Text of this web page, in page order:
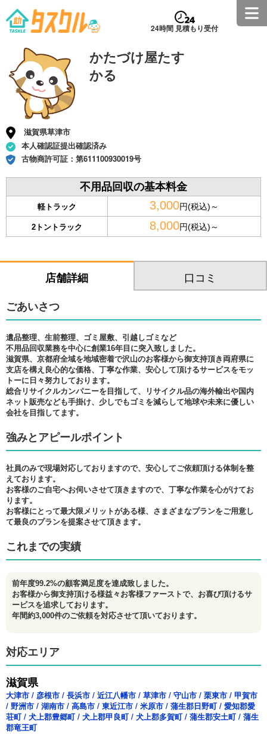
24時間 見積もり受付
かたづけ屋たす
かる
滋賀県草津市
本人確認証提出確認済み
古物商許可証： 第611100930019号
不用品回収の基本料金
軽トラック 3,000円(税込)～
2トントラック 8,000円(税込)～
店舗詳細
口コミ
ごあいさつ
遺品整理、生前整理、ゴミ屋敷、引越しゴミなど
不用品回収業務を中心に創業16年目に突入致しました。
滋賀県、京都府全域を地域密着で沢山のお客様から御支持頂き両府県に
支店を構え良心的な価格、丁寧な作業、安心して頂けるサービスをモッ
トーに日々努力しております。
総合リサイクルカンパニーを目指して、リサイクル品の海外輸出や国内
ネット販売なども手掛け、少しでもゴミを減らして地球や未来に優しい
会社を目指してます。
強みとアピールポイント
社員のみで現場対応しておりますので、安心してご依頼頂ける体制を整
えております。
お客様のご自宅へお伺いさせて頂きますので、丁寧な作業を心がけてお
ります。
お客様にとって最大限メリットがある様、さまざまなプランをご用意し
て最良のプランを提案させて頂きます。
これまでの実績
前年度99.2%の顧客満足度を達成致しました。
お客様から御支持頂ける様益々お客様ファーストで、お喜び頂けるサ
ービスを追求しております。
年間約3,000件のご依頼を対応させて頂いております。
対応エリア
滋賀県
大津市 / 彦根市 / 長浜市 / 近江八幡市 / 草津市 / 守山市 / 栗東市 / 甲賀市
/ 野洲市 / 湖南市 / 高島市 / 東近江市 / 米原市 / 蒲生郡日野町/ 愛知郡愛
荘町/ 犬上郡豊郷町/ 犬上郡甲良町/ 犬上郡多賀町/ 蒲生郡安土町/ 蒲生
郡竜王町